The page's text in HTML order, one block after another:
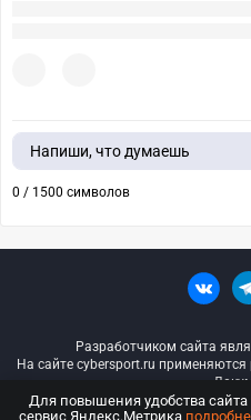
Напиши, что думаешь
0 / 1500 символов
Разработчиком сайта
На сайте cybersport.ru применяются
Для повышения удобства
сервис Яндекс.Метрика